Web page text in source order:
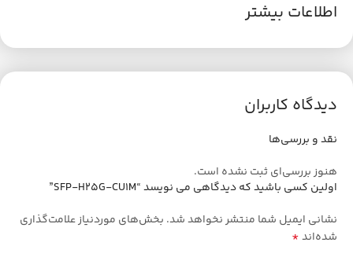
اطلاعات بیشتر
دیدگاه کاربران
نقد و بررسی‌ها
هنوز بررسی‌ای ثبت نشده است.
اولین کسی باشید که دیدگاهی می نویسد “SFP-H25G-CU1M”
نشانی ایمیل شما منتشر نخواهد شد. بخش‌های موردنیاز علامت‌گذاری
شده‌اند*